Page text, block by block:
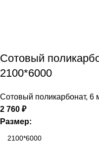
Сотовый
2100*6000
Сотовый поликарбонат, 6
2 760 ₽
Размер: